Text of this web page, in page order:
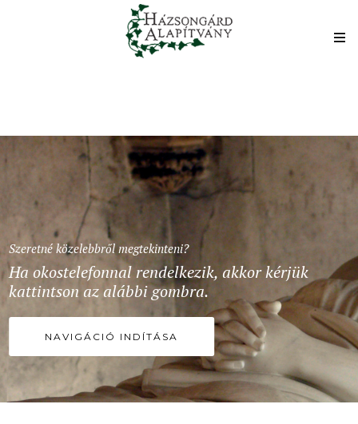
Szeretné közelebbről megtekinteni?
Ha okostelefonnal rendelkezik, akkor kérjük
kattintson az alábbi gombra.
NAVIGÁCIÓ INDÍTÁSA